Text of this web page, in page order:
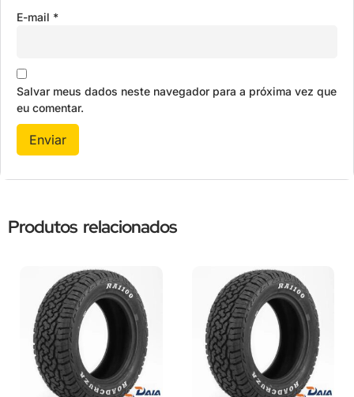
E-mail *
Salvar meus dados neste navegador para a próxima vez que
eu comentar.
Produtos relacionados